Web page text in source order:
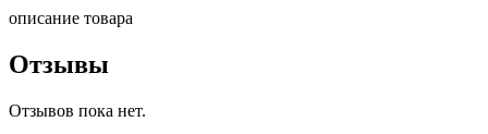
FCA
3462;
3463;
18
описание товара
Отзывы
Отзывов пока нет.